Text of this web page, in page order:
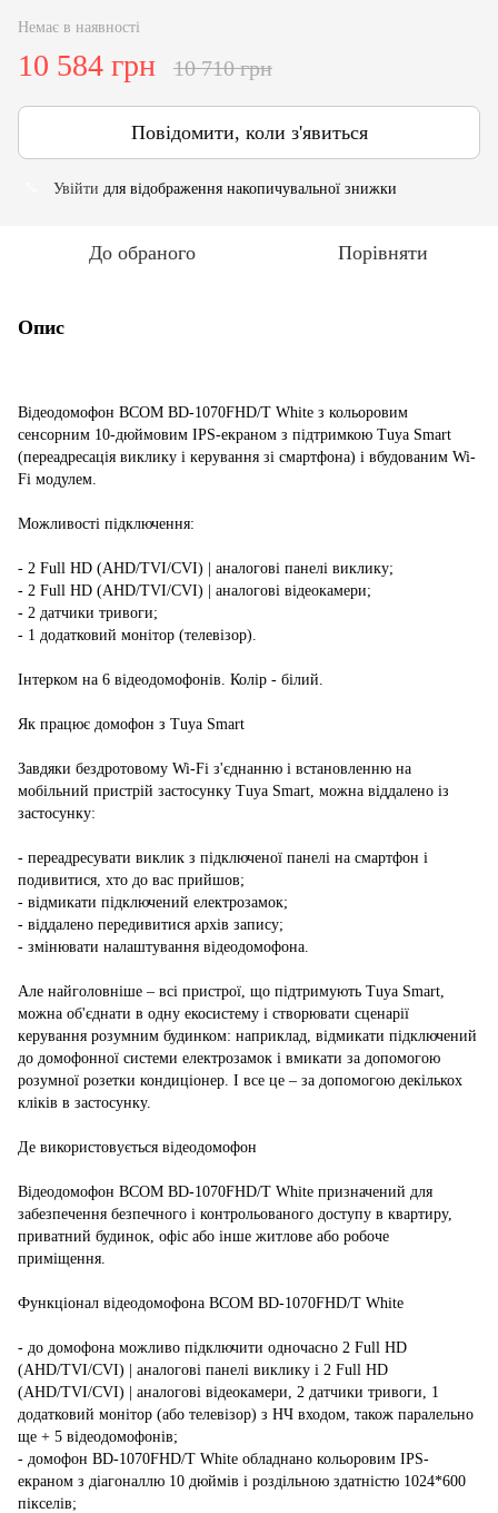
Немає в наявності
10 584 грн 10 710 грн
Повідомити, коли з'явиться
Увійти для відображення накопичувальної знижки
До обраного Порівняти
Опис
Відеодомофон BCOM BD-1070FHD/T White з кольоровим
сенсорним 10-дюймовим IPS-екраном з підтримкою Tuya Smart
(переадресація виклику і керування зі смартфона) і вбудованим Wi-
Fi модулем.
Можливості підключення:
- 2 Full HD (AHD/TVI/CVI) | аналогові панелі виклику;
- 2 Full HD (AHD/TVI/CVI) | аналогові відеокамери;
- 2 датчики тривоги;
- 1 додатковий монітор (телевізор).
Інтерком на 6 відеодомофонів. Колір - білий.
Як працює домофон з Tuya Smart
Завдяки бездротовому Wi-Fi з'єднанню і встановленню на
мобільний пристрій застосунку Tuya Smart, можна віддалено із
застосунку:
- переадресувати виклик з підключеної панелі на смартфон і
подивитися, хто до вас прийшов;
- відмикати підключений електрозамок;
- віддалено передивитися архів запису;
- змінювати налаштування відеодомофона.
Але найголовніше – всі пристрої, що підтримують Tuya Smart,
можна об'єднати в одну екосистему і створювати сценарії
керування розумним будинком: наприклад, відмикати підключений
до домофонної системи електрозамок і вмикати за допомогою
розумної розетки кондиціонер. І все це – за допомогою декількох
кліків в застосунку.
Де використовується відеодомофон
Відеодомофон BCOM BD-1070FHD/T White призначений для
забезпечення безпечного і контрольованого доступу в квартиру,
приватний будинок, офіс або інше житлове або робоче
приміщення.
Функціонал відеодомофона BCOM BD-1070FHD/T White
- до домофона можливо підключити одночасно 2 Full HD
(AHD/TVI/CVI) | аналогові панелі виклику і 2 Full HD
(AHD/TVI/CVI) | аналогові відеокамери, 2 датчики тривоги, 1
додатковий монітор (або телевізор) з НЧ входом, також паралельно
ще + 5 відеодомофонів;
- домофон BD-1070FHD/T White обладнано кольоровим IPS-
екраном з діагоналлю 10 дюймів і роздільною здатністю 1024*600
пікселів;